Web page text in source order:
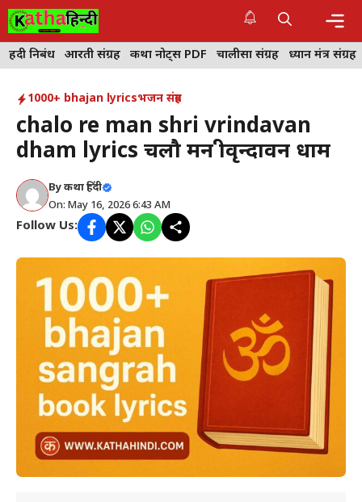
Skip
to
content
हिंदी निबंध आरती संग्रह कथा नोट्स PDF चालीसा संग्रह ध्यान मंत्र संग्रह
1000+ bhajan lyricsभजन संग्रह
chalo re man shri vrindavan
dham lyrics चलौ मन श्रीवृन्दावन धाम
Byकथा हिंदी
On: May 16, 2026 6:43 AM
Follow Us: